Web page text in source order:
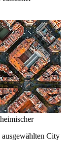
ausgewählten City